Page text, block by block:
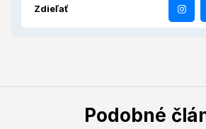
Zdieľať
Podobné